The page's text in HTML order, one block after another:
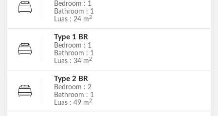
Bedroom : 1
Bathroom : 1
Luas : 24 m2
Type 1 BR
Bedroom : 1
Bathroom : 1
Luas : 34 m2
Type 2 BR
Bedroom : 2
Bathroom : 1
Luas : 49 m 2